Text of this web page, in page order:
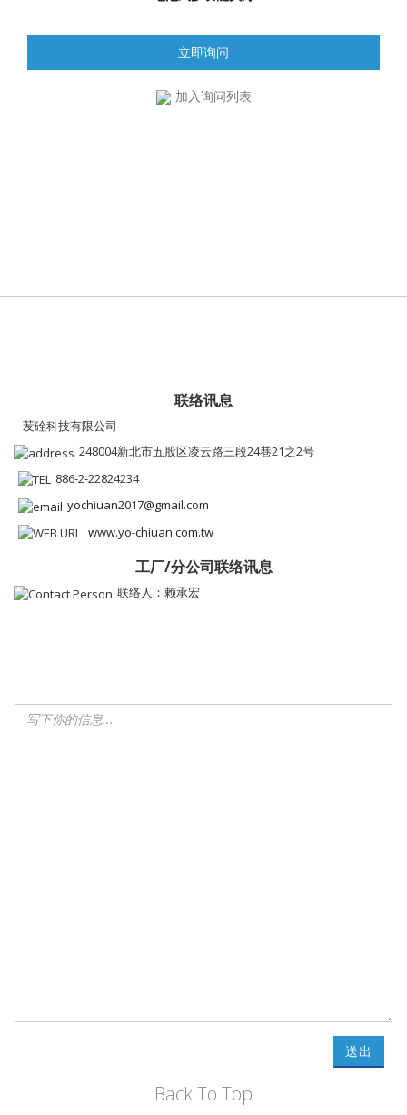
立即询问
加入询问列表
联络讯息
苃硂科技有限公司
248004新北市五股区凌云路三段24巷21之2号
886-2-22824234
yochiuan2017@gmail.com
www.yo-chiuan.com.tw
工厂/分公司联络讯息
联络人：赖承宏
送出
Back To Top